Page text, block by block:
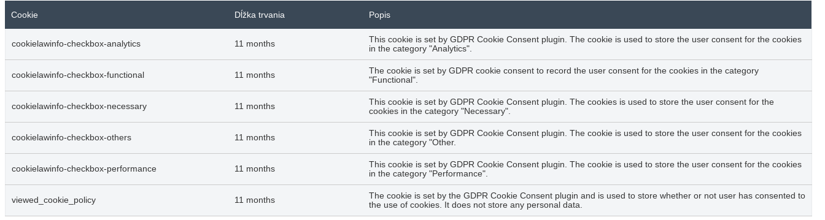
Cookie Dĺžka trvania Popis
cookielawinfo-checkbox-analytics 11 months
This cookie is set by GDPR Cookie Consent plugin. The cookie is used to store the user consent for the cookies
in the category "Analytics".
cookielawinfo-checkbox-functional 11 months
The cookie is set by GDPR cookie consent to record the user consent for the cookies in the category
"Functional".
cookielawinfo-checkbox-necessary 11 months
This cookie is set by GDPR Cookie Consent plugin. The cookies is used to store the user consent for the
cookies in the category "Necessary".
cookielawinfo-checkbox-others 11 months
This cookie is set by GDPR Cookie Consent plugin. The cookie is used to store the user consent for the cookies
in the category "Other.
cookielawinfo-checkbox-performance 11 months
This cookie is set by GDPR Cookie Consent plugin. The cookie is used to store the user consent for the cookies
in the category "Performance".
viewed_cookie_policy 11 months
The cookie is set by the GDPR Cookie Consent plugin and is used to store whether or not user has consented to
the use of cookies. It does not store any personal data.